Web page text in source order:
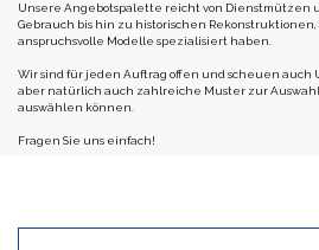
Unsere Angebotspalette reicht von Dienstmützen
Gebrauch bis hin zu historischen Rekonstruktionen,
anspruchsvolle Modelle spezialisiert haben.
Wir sind für jeden Auftrag offen und scheuen auch
aber natürlich auch zahlreiche Muster zur
auswählen können.
Fragen Sie uns einfach!